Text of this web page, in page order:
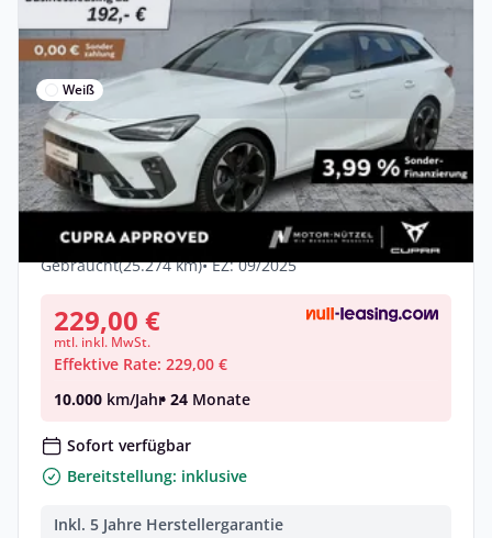
Weiß
Privat & Gewerbe Deal
Cupra Leon ST 2.0 TDI DSG
5JG+LED+NAV+ACC+SHZ+RFK+AHK
Diesel •Automatik •150 PS (110 kW)
Gebraucht(25.274 km)• EZ: 09/2025
229,00 €
mtl. inkl. MwSt.
Effektive Rate: 229,00 €
10.000 km/Jahr• 24 Monate
Sofort verfügbar
Bereitstellung: inklusive
Inkl. 5 Jahre Herstellergarantie